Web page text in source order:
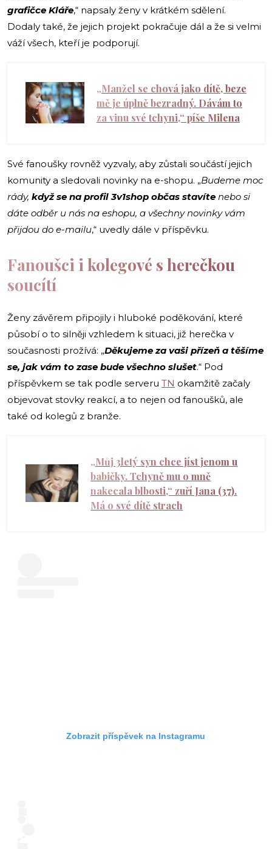
grafičce Kláře,“ napsaly ženy v krátkém sdělení.
Dodaly také, že jejich projekt pokračuje dál a že si velmi
váží všech, kteří je podporují.
„Manžel se chová jako dítě, beze
mě je úplně bezradný. Dávám to
za vinu své tchyni,“ píše Milena
Své fanoušky rovněž vyzvaly, aby zůstali součástí jejich
komunity a sledovali novinky na e-shopu. „Budeme moc
rády, když se na profil 3v1shop občas stavíte nebo si
dáte odběr u nás na eshopu, a všechny novinky vám
přijdou do e-mailu,“ uvedly dále v příspěvku.
Fanoušci i kolegové s herečkou
soucítí
Ženy závěrem připojily i hluboké poděkování, které
působí o to silněji vzhledem k situaci, již herečka v
současnosti prožívá: „Děkujemeza vaši přízeň a těšíme
se, jak vám to zase bude všechno slušet.“ Pod
příspěvkem se tak podle serveru TN okamžitě začaly
objevovat stovky reakcí, a to nejen od fanoušků, ale
také od kolegů z branže.
„Můj 3letý syn chce jíst jenom u
babičky. Tchyně mu o mně
nakecala blbosti,“ zuří Jana (37).
Má o své dítě strach
Zobrazit příspěvek na Instagramu